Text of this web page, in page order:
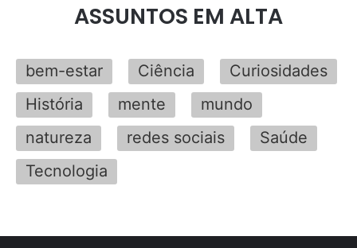
ASSUNTOS EM ALTA
bem-estar Ciência
Curiosidades
História
mente
mundo
natureza
redes sociais
Saúde
Tecnologia